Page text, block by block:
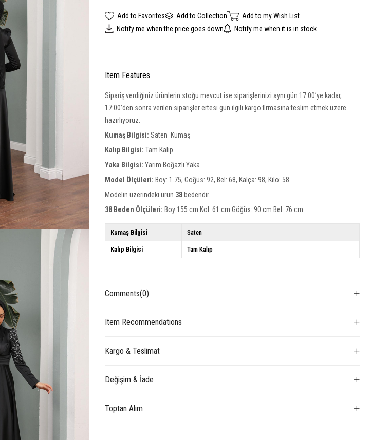
Add to Favorites Add to Collection
Add to my Wish List
Notify me when the price goes down
Notify me when it is in stock
Item Features
Sipariş verdiğiniz ürünlerin stoğu mevcut ise siparişlerinizi aynı gün 17:00’ye kadar,
17:00’den sonra verilen siparişler ertesi gün ilgili kargo firmasına teslim etmek üzere
hazırlıyoruz.
Kumaş Bilgisi:Saten Kumaş
Kalıp Bilgisi:Tam Kalıp
Yaka Bilgisi:Yarım Boğazlı Yaka
Model Ölçüleri: Boy: 1.75, Göğüs: 92, Bel: 68, Kalça: 98, Kilo: 58
Modelin üzerindeki ürün 38 bedendir.
38 Beden Ölçüleri: Boy:155 cm Kol: 61 cm Göğüs: 90 cm Bel: 76 cm
Kumaş Bilgisi Saten
Kalıp Bilgisi Tam Kalıp
Comments(0)
Item Recommendations
Kargo & Teslimat
Değişim & İade
Toptan Alım